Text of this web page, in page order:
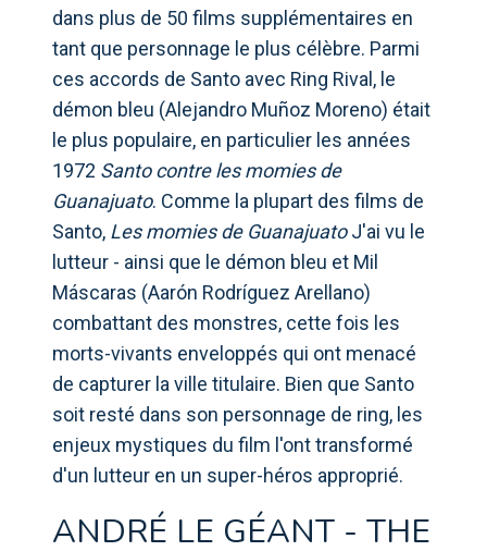
dans plus de 50 films supplémentaires en
tant que personnage le plus célèbre. Parmi
ces accords de Santo avec Ring Rival, le
démon bleu (Alejandro Muñoz Moreno) était
le plus populaire, en particulier les années
1972 Santo contre les momies de
Guanajuato. Comme la plupart des films de
Santo, Les momies de GuanajuatoJ'ai vu le
lutteur - ainsi que le démon bleu et Mil
Máscaras (Aarón Rodríguez Arellano)
combattant des monstres, cette fois les
morts-vivants enveloppés qui ont menacé
de capturer la ville titulaire. Bien que Santo
soit resté dans son personnage de ring, les
enjeux mystiques du film l'ont transformé
d'un lutteur en un super-héros approprié.
ANDRÉ LE GÉANT - THE